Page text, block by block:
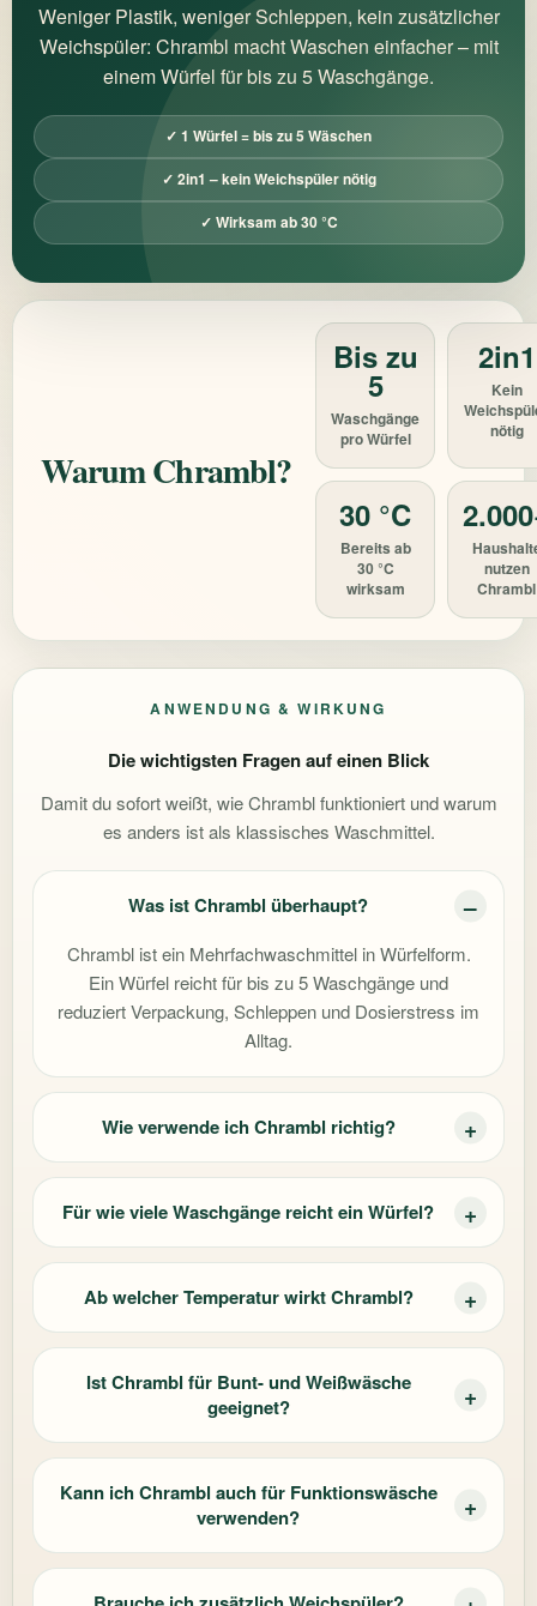
Weniger Plastik, weniger Schleppen, kein zusätzlicher
Weichspüler: Chrambl macht Waschen einfacher – mit
einem Würfel für bis zu 5 Waschgänge.
✓ 1 Würfel = bis zu 5 Wäschen
✓ 2in1 – kein Weichspüler nötig
✓ Wirksam ab 30 °C
Warum Chrambl?
Bis zu
5
Waschgänge
pro Würfel
2in1
Kein
nötig
30 °C
Bereits ab
30 °C
wirksam
nutzen
Chrambl
ANWENDUNG & WIRKUNG
Die wichtigsten Fragen auf einen Blick
Damit du sofort weißt, wie Chrambl funktioniert und warum
es anders ist als klassisches Waschmittel.
Was ist Chrambl überhaupt?
Chrambl ist ein Mehrfachwaschmittel in Würfelform.
Ein Würfel reicht für bis zu 5 Waschgänge und
reduziert Verpackung, Schleppen und Dosierstress im
Alltag.
Wie verwende ich Chrambl richtig?
Für wie viele Waschgänge reicht ein Würfel?
Ab welcher Temperatur wirkt Chrambl?
Ist Chrambl für Bunt- und Weißwäsche
geeignet?
Kann ich Chrambl auch für Funktionswäsche
verwenden?